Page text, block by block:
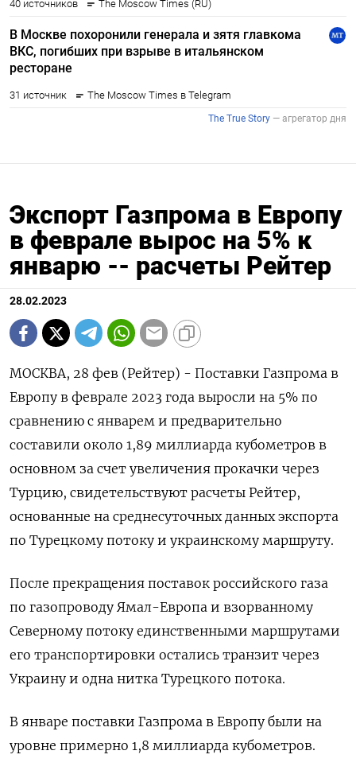
Экспорт Газпрома в Европу
в феврале вырос на 5% к
январю -- расчеты Рейтер
28.02.2023
МОСКВА, 28 фев (Рейтер) - Поставки Газпрома в
Европу в феврале 2023 года выросли на 5% по
сравнению с январем и предварительно
составили около 1,89 миллиарда кубометров в
основном за счет увеличения прокачки через
Турцию, свидетельствуют расчеты Рейтер,
основанные на среднесуточных данных экспорта
по Турецкому потоку и украинскому маршруту.
После прекращения поставок российского газа
по газопроводу Ямал-Европа и взорванному
Северному потоку единственными маршрутами
его транспортировки остались транзит через
Украину и одна нитка Турецкого потока.
В январе поставки Газпрома в Европу были на
уровне примерно 1,8 миллиарда кубометров.